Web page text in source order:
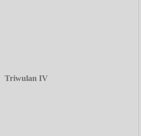
Triwulan IV